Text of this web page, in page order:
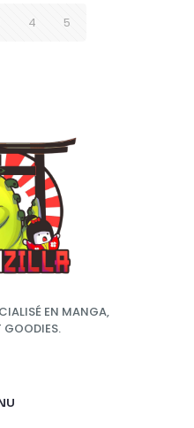
4 5
EN MANGA,
GOODIES.